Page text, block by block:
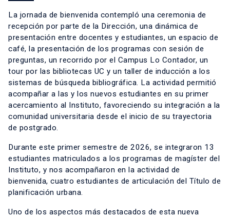
La jornada de bienvenida contempló una ceremonia de
recepción por parte de la Dirección, una dinámica de
presentación entre docentes y estudiantes, un espacio de
café, la presentación de los programas con sesión de
preguntas, un recorrido por el Campus Lo Contador, un
tour por las bibliotecas UC y un taller de inducción a los
sistemas de búsqueda bibliográfica. La actividad permitió
acompañar a las y los nuevos estudiantes en su primer
acercamiento al Instituto, favoreciendo su integración a la
comunidad universitaria desde el inicio de su trayectoria
de postgrado.
Durante este primer semestre de 2026, se integraron 13
estudiantes matriculados a los programas de magíster del
Instituto, y nos acompañaron en la actividad de
bienvenida, cuatro estudiantes de articulación del Título de
planificación urbana.
Uno de los aspectos más destacados de esta nueva